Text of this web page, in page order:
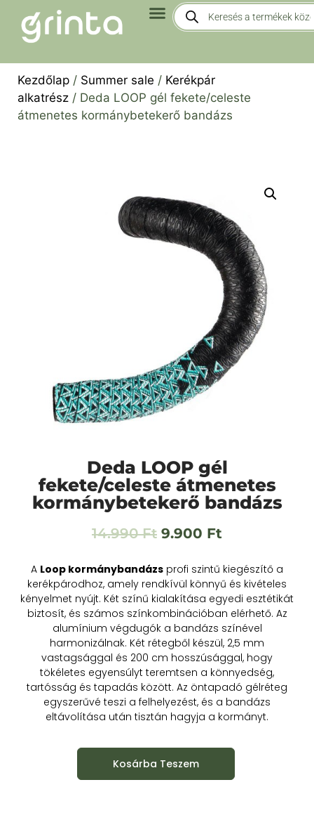
Kezdőlap / Summer sale / Kerékpár
alkatrész / Deda LOOP gél fekete/celeste
átmenetes kormánybetekerő bandázs
Deda LOOP gél
fekete/celeste átmenetes
kormánybetekerő bandázs
14.990Ft 9.900 Ft
A Loop kormánybandázs profi szintű kiegészítő a
kerékpárodhoz, amely rendkívül könnyű és kivételes
kényelmet nyújt. Két színű kialakítása egyedi esztétikát
biztosít, és számos színkombinációban elérhető. Az
alumínium végdugók a bandázs színével
harmonizálnak. Két rétegből készül, 2,5 mm
vastagsággal és 200 cm hosszúsággal, hogy
tökéletes egyensúlyt teremtsen a könnyedség,
tartósság és tapadás között. Az öntapadó gélréteg
egyszerűvé teszi a felhelyezést, és a bandázs
eltávolítása után tisztán hagyja a kormányt.
Kosárba Teszem